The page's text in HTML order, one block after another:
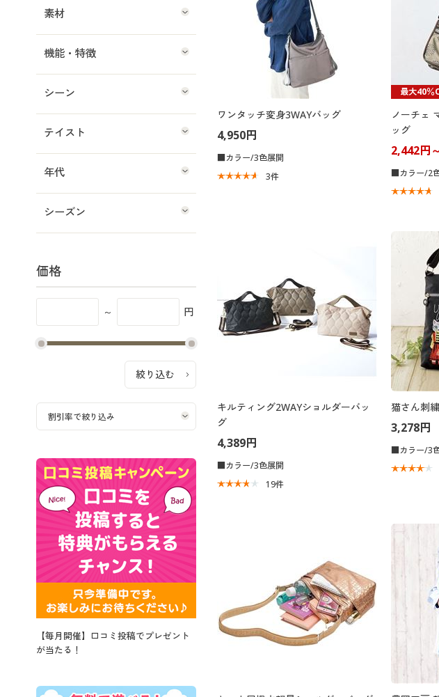
ワンタッチ変身3WAYバッグ
4,950円
■カラー/3色展開
3件
最大40％
ノーチェ
ッグ
2,442円
■カラー/2
キルティング2WAYショルダーバッ
グ
4,389円
■カラー/3色展開
19件
猫さん刺
3,278円
■カラー/3
素材
機能・特徴
シーン
テイスト
年代
シーズン
価格
～ 円
【毎月開催】口コミ投稿でプレゼント
が当たる！